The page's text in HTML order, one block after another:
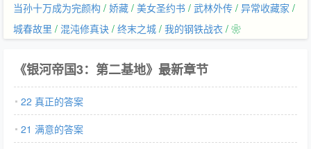
当孙十万成为完颜构 / 娇藏 / 美女圣约书 / 武林外传 / 异常收藏家 /
城春故里 / 混沌修真诀 / 终末之城 / 我的钢铁战衣 / ❀
《银河帝国3：第二基地》最新章节
22 真正的答案
21 满意的答案